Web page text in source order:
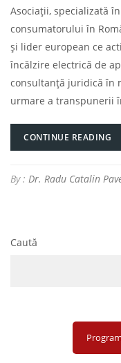
Asociații, specializată
consumatorului în
și lider european ce
încălzire electrică de
consultanță juridică în
urmare a transpunerii
CONTINUE READING
By : Dr. Radu Catalin
Caută